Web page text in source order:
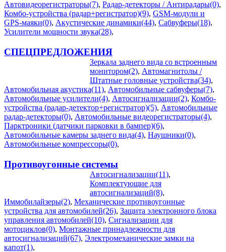
Автовидеорегистраторы(7), Радар-детекторы / Антирадары(0),
Комбо-устройства (радар+регистратор)(9), GSM-модули и
GPS-маяки(0), Акустические динамики(44), Сабвуферы(18),
Усилители мощности звука(28),
СПЕЦПРЕДЛОЖЕНИЯ
Зеркала заднего вида со встроенным
монитором(2), Автомагнитолы /
Штатные головные устройства(34),
Автомобильная акустика(11), Автомобильные сабвуферы(7),
Автомобильные усилители(4), Автосигнализации(2), Комбо-
устройства (радар-детектор+регистратор)(5), Автомобильные
радар-детекторы(0), Автомобильные видеорегистраторы(4),
Парктроники (датчики парковки в бампер)(6),
Автомобильные камеры заднего вида(4), Наушники(0),
Автомобильные компрессоры(0),
Противоугонные системы
Автосигнализации(11),
Комплектующие для
автосигнализаций(8),
Иммобилайзеры(2), Механические противоугонные
устройства для автомобилей(26), Защита электронного блока
управления автомобилей(10), Сигнализации для
мотоциклов(0), Монтажные принадлежности для
автосигнализаций(67), Электромеханические замки на
капот(1),